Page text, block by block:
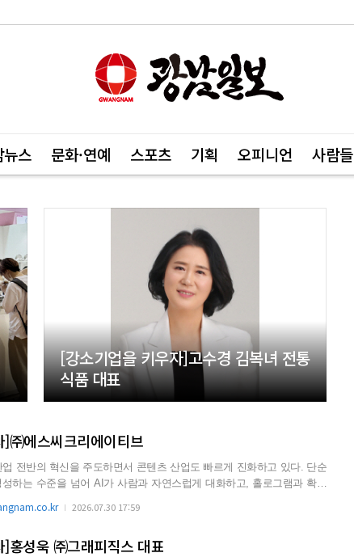
뉴스 문화·연예 스포츠 기획 오피니언 사람들
[강소기업을 키우자]고수경 김복녀 전통
식품 대표
㈜에스씨크리에이티브
전반의 혁신을 주도하면서 콘텐츠 산업도 빠르게 진화하고 있다. 단순
하는 수준을 넘어 AI가 사람과 자연스럽게 대화하고, 홀로그램과 확장
2026.07.30 17:59
홍성욱 ㈜그래피직스 대표